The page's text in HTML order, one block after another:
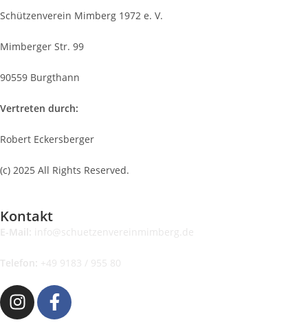
Schützenverein Mimberg 1972 e. V.
Mimberger Str. 99
90559 Burgthann
Vertreten durch:
Robert Eckersberger
(c) 2025 All Rights Reserved.
Kontakt
E-Mail: info@schuetzenvereinmimberg.de
Telefon: +49 9183 / 955 80